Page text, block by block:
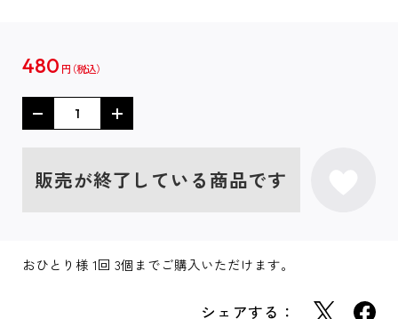
480 円
販売が終了している商品です
おひとり様 1回 3個までご購入いただけます。
シェアする：